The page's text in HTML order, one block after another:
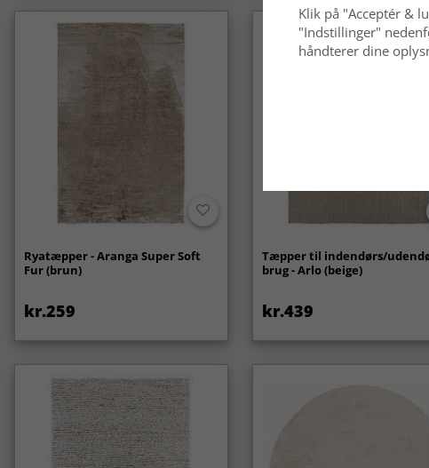
Ryatæpper - Aranga Super Soft
Fur (brun)
kr.259
Tæpper til indendørs/
brug - Arlo (beige)
kr.439
Klik på "Acceptér &
"Indstillinger"
håndterer dine